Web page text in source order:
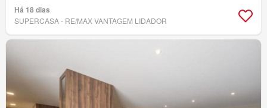
Há 18 dias
SUPERCASA - RE/MAX VANTAGEM LIDADOR